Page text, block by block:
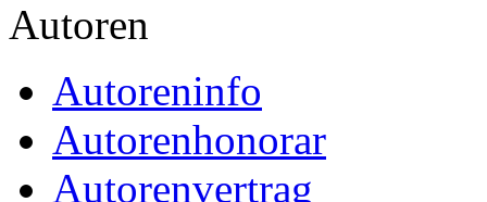
Autoren
Autoreninfo
Autorenhonorar
Autorenvertrag